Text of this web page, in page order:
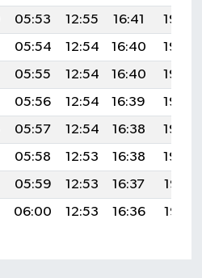
05:53 12:55 16:41
19:46
05:54 12:54 16:40
19:44
05:55 12:54 16:40
19:43
05:56 12:54 16:39
19:42
05:57 12:54 16:38
19:40
05:58 12:53 16:38
19:39
05:59 12:53 16:37
19:37
06:00 12:53 16:36 19:36